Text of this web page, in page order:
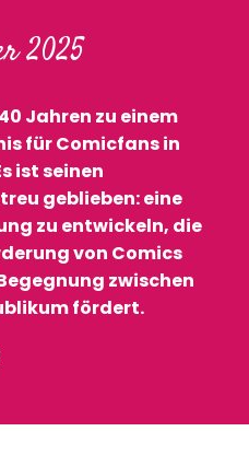
2025
Jahren zu einem
für Comicfans in
ist seinen
geblieben: eine
zu entwickeln, die
von Comics
zwischen
fördert.
aux